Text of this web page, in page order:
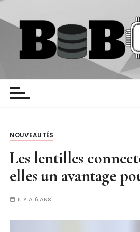
a
a Biboo
NOUVEAUTÉS
Les lentilles
elles un avantage
IL Y A 6 ANS